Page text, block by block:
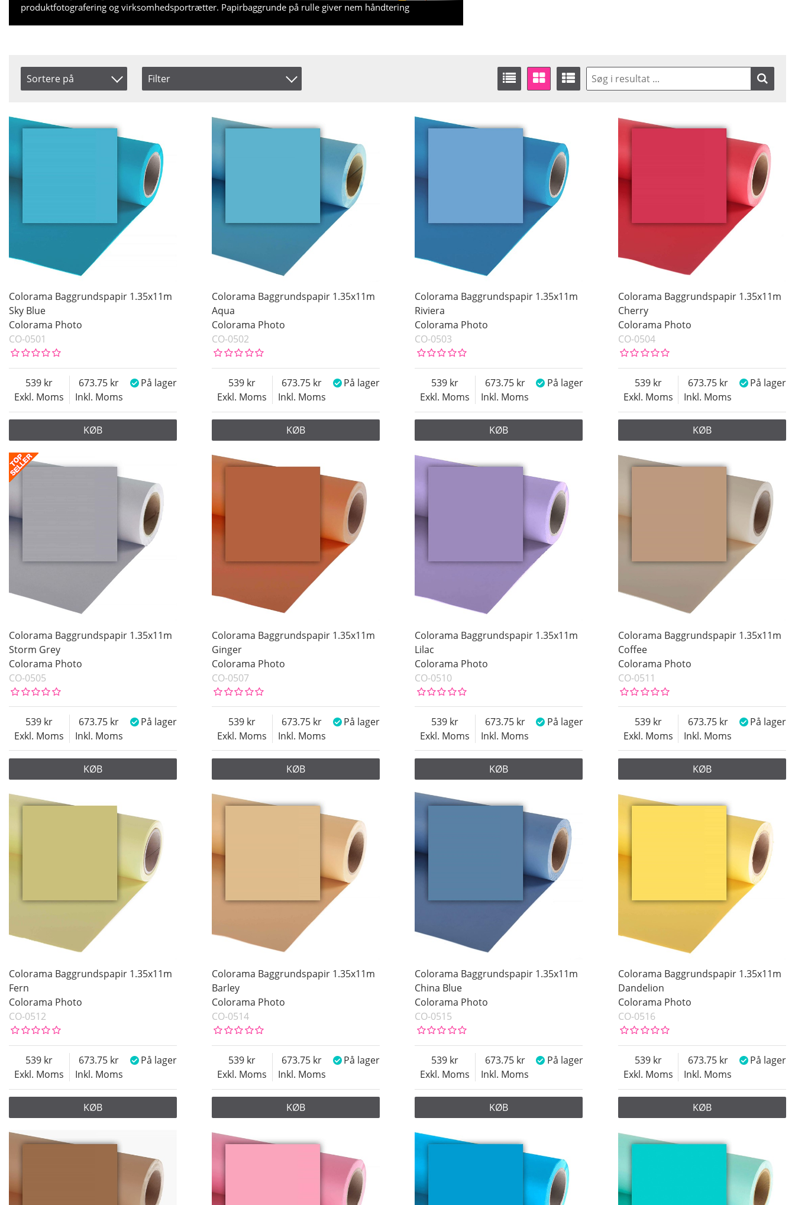
produktfotografering og virksomhedsportrætter. Papirbaggrunde på rulle giver nem håndtering
Sortere på
Navn
Filter
Blue Screen
Brown
På lager
Colorama Baggrundspapir 1.35x11m
Sky Blue
Colorama Photo
CO-0501
Exkl. Moms
539
Inkl. Moms
673.75 På lager
KØB
Colorama Baggrundspapir 1.35x11m
Aqua
Colorama Photo
CO-0502
Exkl. Moms
539
Inkl. Moms
673.75 På lager
KØB
Colorama Baggrundspapir 1.35x11m
Riviera
Colorama Photo
CO-0503
Exkl. Moms
539
Inkl. Moms
673.75 På lager
KØB
Colorama Baggrundspapir 1.35x11m
Cherry
Colorama Photo
CO-0504
Exkl. Moms
539
Inkl. Moms
673.75 På lager
KØB
Colorama Baggrundspapir 1.35x11m
Storm Grey
Colorama Photo
CO-0505
Exkl. Moms
539
Inkl. Moms
673.75 På lager
KØB
Colorama Baggrundspapir 1.35x11m
Ginger
Colorama Photo
CO-0507
Exkl. Moms
539
Inkl. Moms
673.75 På lager
KØB
Colorama Baggrundspapir 1.35x11m
Lilac
Colorama Photo
CO-0510
Exkl. Moms
539
Inkl. Moms
673.75 På lager
KØB
Colorama Baggrundspapir 1.35x11m
Coffee
Colorama Photo
CO-0511
Exkl. Moms
539
Inkl. Moms
673.75 På lager
KØB
Colorama Baggrundspapir 1.35x11m
Fern
Colorama Photo
CO-0512
Exkl. Moms
539
Inkl. Moms
673.75 På lager
KØB
Colorama Baggrundspapir 1.35x11m
Barley
Colorama Photo
CO-0514
Exkl. Moms
539
Inkl. Moms
673.75 På lager
KØB
Colorama Baggrundspapir 1.35x11m
China Blue
Colorama Photo
CO-0515
Exkl. Moms
539
Inkl. Moms
673.75 På lager
KØB
Colorama Baggrundspapir 1.35x11m
Dandelion
Colorama Photo
CO-0516
Exkl. Moms
539
Inkl. Moms
673.75 På lager
KØB